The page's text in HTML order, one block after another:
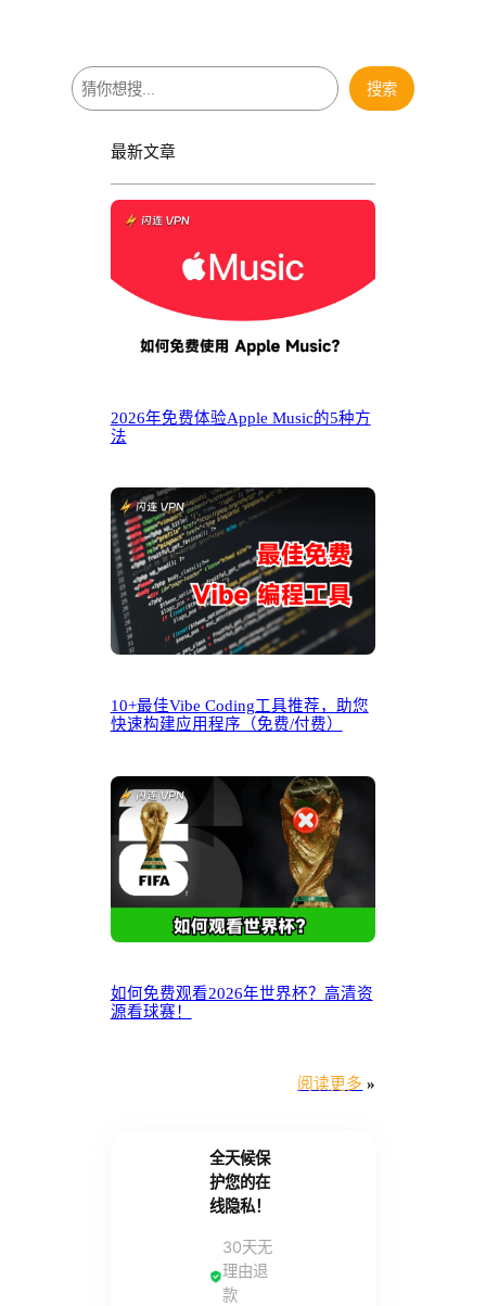
搜
索
搜索
最新文章
2026年免费体验Apple Music的5种方
法
10+最佳Vibe Coding工具推荐，助您
快速构建应用程序（免费/付费）
如何免费观看2026年世界杯？高清资
源看球赛！
阅读更多 »
全天候保
护您的在
线隐私！
30天无
理由退
款